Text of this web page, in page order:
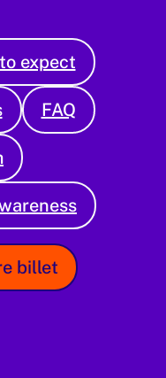
expect
FAQ
billet